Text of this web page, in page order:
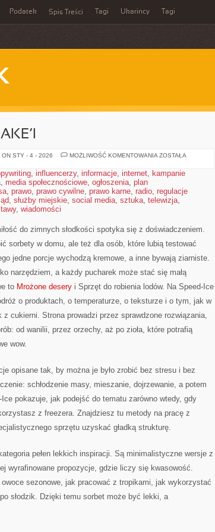
Podatek Spis Treści Tagi Ukarincy Tagi
ON STY - 4 - 2026 MOŻLIWOŚĆ KOMENTOWANIA PRZEPISY
ZOSTAŁA
, influencerzy, informacje, internet, kampanie
, media społecznościowe, ogłoszenia, plan
, prawo, prawo cywilne, prawo karne, radio, regulacje
, służby miejskie, social media, sztuka, telewizja,
, wiadomości
do zimnych słodkości spotyka się z doświadczeniem.
sorbety w domu, ale też dla osób, które lubią testować
jedne porcje wychodzą kremowe, a inne bywają ziarniste.
narzędziem, a każdy pucharek może stać się małą
to Mrożone desery i Sprzęt do robienia lodów. Na Speed-Ice
o produktach, o temperaturze, o teksturze i o tym, jak w
cukierni. Strona prowadzi przez sprawdzone rozwiązania,
od wanilii, przez orzechy, aż po zioła, które potrafią
wow.
opisane tak, by można je było zrobić bez stresu i bez
schłodzenie masy, mieszanie, dojrzewanie, a potem
pokazuje, jak podejść do tematu zarówno wtedy, gdy
z freezera. Znajdziesz tu metody na pracę z
sprzętu uzyskać gładką strukturę.
pełen lekkich inspiracji. Są minimalistyczne wersje z
wyrafinowane propozycje, gdzie liczy się kwasowość.
sezonowe, jak pracować z tropikami, jak wykorzystać
słodzik. Dzięki temu sorbet może być lekki, a